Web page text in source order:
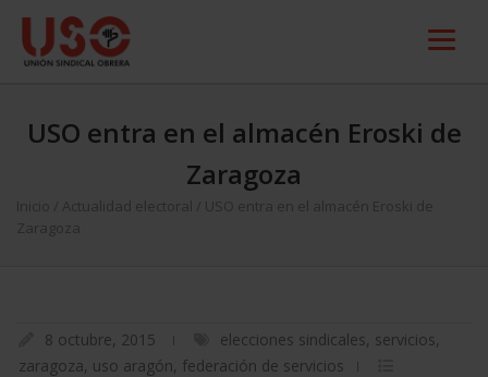
USO entra en el almacén Eroski de
Zaragoza
Inicio Actualidad electoral
USO entra en el almacén Eroski de
Zaragoza
8 octubre, 2015 elecciones sindicales, servicios,
zaragoza, uso aragón, federación de servicios